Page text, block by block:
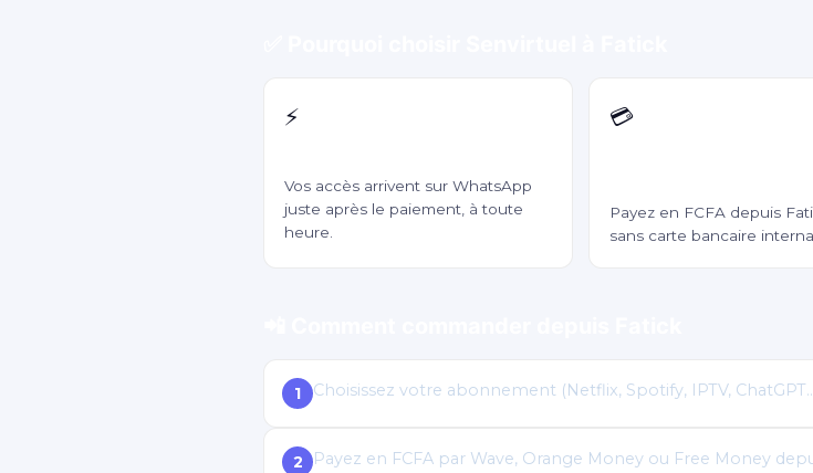
⚡
Vos accès arrivent sur WhatsApp
juste après le paiement, à toute
heure.
💳
Payez en FCFA depuis
sans carte bancaire
1 Choisissez votre abonnement (Netflix, Spotify, IPTV,
2 Payez en FCFA par Wave, Orange Money ou Free Money